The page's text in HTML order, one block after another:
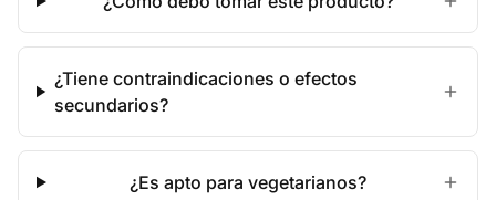
¿Tiene contraindicaciones o efectos
secundarios?
¿Es apto para vegetarianos?